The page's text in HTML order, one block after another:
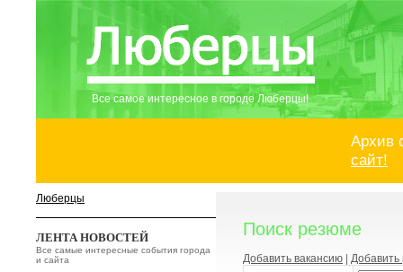
Все самое интересное в городе Люберцы!
Архив
сайт!
Люберцы
ЛЕНТА НОВОСТЕЙ
Все самые интересные события города
и сайта
Поиск резюме
Добавить вакансию